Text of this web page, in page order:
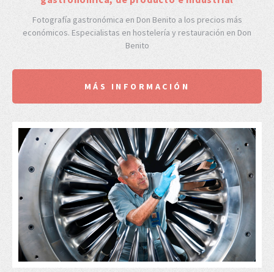
Fotografía gastronómica en Don Benito a los precios más
económicos. Especialistas en hostelería y restauración en Don
Benito
MÁS INFORMACIÓN